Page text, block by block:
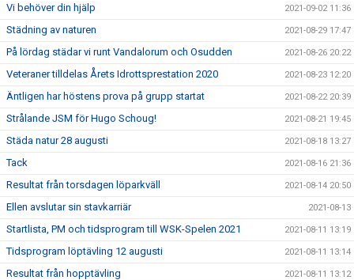
Vi behöver din hjälp 2021-09-02 11:36
Städning av naturen 2021-08-29 17:47
På lördag städar vi runt Vandalorum och Osudden 2021-08-26 20:22
Veteraner tilldelas Årets Idrottsprestation 2020 2021-08-23 12:20
Äntligen har höstens prova på grupp startat 2021-08-22 20:39
Strålande JSM för Hugo Schoug! 2021-08-21 19:45
Städa natur 28 augusti 2021-08-18 13:27
Tack 2021-08-16 21:36
Resultat från torsdagen löparkväll 2021-08-14 20:50
Ellen avslutar sin stavkarriär 2021-08-13
Startlista, PM och tidsprogram till WSK-Spelen 2021 2021-08-11 13:19
Tidsprogram löptävling 12 augusti 2021-08-11 13:14
Resultat från hopptävling 2021-08-11 13:12